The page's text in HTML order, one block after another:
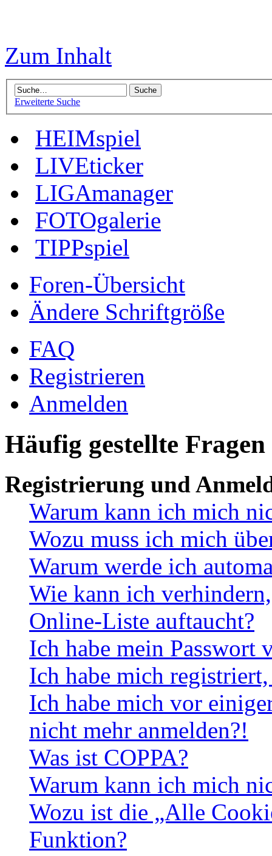
Zum Inhalt
Erweiterte Suche
HEIMspiel
LIVEticker
LIGAmanager
FOTOgalerie
TIPPspiel
Foren-Übersicht
Ändere Schriftgröße
FAQ
Registrieren
Anmelden
Häufig gestellte Fragen
Registrierung und
Warum kann ich mich
Wozu muss ich mich
Warum werde ich
Wie kann ich
Online-Liste auftaucht?
Ich habe mein Passwort
Ich habe mich
Ich habe mich vor
nicht mehr anmelden?!
Was ist COPPA?
Warum kann ich mich
Wozu ist die „Alle
Funktion?